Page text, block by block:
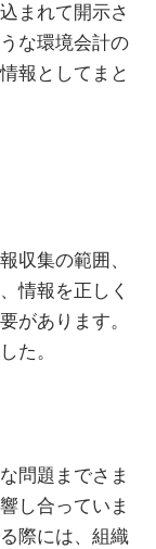
まれて開示さ
な環境会計の
報としてまと
収集の範囲、
情報を正しく
があります。
た。
問題までさま
し合っていま
際には、組織